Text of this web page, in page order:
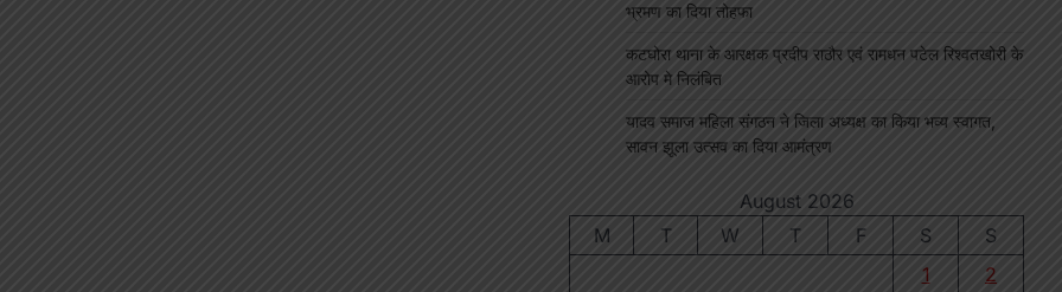
भ्रमण का दिया तोहफा
कटघोरा थाना के आरक्षक प्रदीप राठौर एवं रामधन पटेल रिश्वतखोरी के
आरोप मे निलंबित
यादव समाज महिला संगठन ने जिला अध्यक्ष का किया भव्य स्वागत,
सावन झूला उत्सव का दिया आमंत्रण
August 2026
M
T W T F S
S
1
2